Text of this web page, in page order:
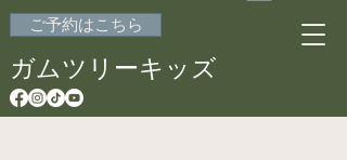
ご予約はこちら
ガムツリーキッズ